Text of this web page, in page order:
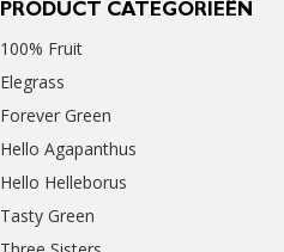
PRODUCT CATEGORIEËN
100% Fruit
Elegrass
Forever Green
Hello Agapanthus
Hello Helleborus
Tasty Green